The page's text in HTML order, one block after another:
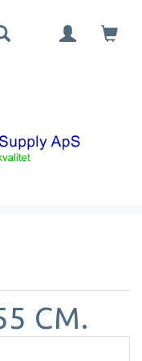
CM.